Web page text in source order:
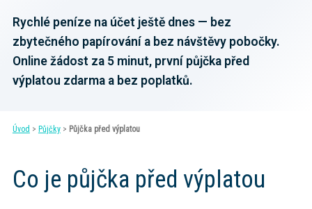
Rychlé peníze na účet ještě dnes — bez
zbytečného papírování a bez návštěvy pobočky.
Online žádost za 5 minut, první půjčka před
výplatou zdarma a bez poplatků.
Úvod > Půjčky> Půjčka před výplatou
Co je půjčka před výplatou